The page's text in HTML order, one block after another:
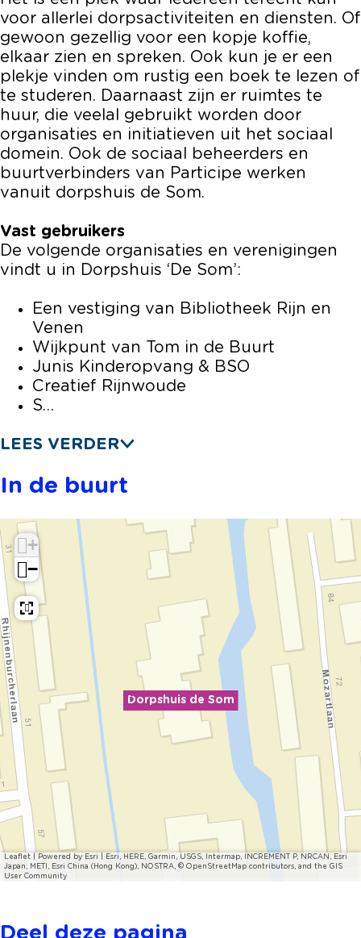
voor allerlei dorpsactiviteiten en diensten. Of
gewoon gezellig voor een kopje koffie,
elkaar zien en spreken. Ook kun je er een
plekje vinden om rustig een boek te lezen of
te studeren. Daarnaast zijn er ruimtes te
huur, die veelal gebruikt worden door
organisaties en initiatieven uit het sociaal
domein. Ook de sociaal beheerders en
buurtverbinders van Participe werken
vanuit dorpshuis de Som.
Vast gebruikers
De volgende organisaties en verenigingen
vindt u in Dorpshuis ‘De Som’:
Een vestiging van Bibliotheek Rijn en
Venen
Wijkpunt van Tom in de Buurt
Junis Kinderopvang & BSO
Creatief Rijnwoude
S…
LEES VERDER
In de buurt
Dorpshuis de Som
+
−
Leaflet
Powered by Esri | Esri, HERE, Garmin, USGS, Intermap, INCREMENT P, NRCAN, Esri
Japan, METI, Esri China (Hong Kong), NOSTRA, © OpenStreetMap contributors, and the GIS
User Community
Deel deze pagina